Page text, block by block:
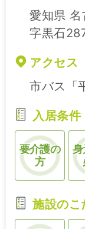
愛知県 名
字黒石
アクセス
市バス「
入居条件
要介護の
方
施設のこ